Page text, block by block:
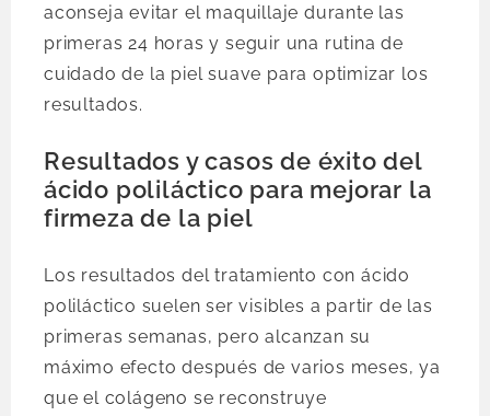
aconseja evitar el maquillaje durante las
primeras 24 horas y seguir una rutina de
cuidado de la piel suave para optimizar los
resultados.
Resultados y casos de éxito del
ácido poliláctico para mejorar la
firmeza de la piel
Los resultados del tratamiento con ácido
poliláctico suelen ser visibles a partir de las
primeras semanas, pero alcanzan su
máximo efecto después de varios meses, ya
que el colágeno se reconstruye